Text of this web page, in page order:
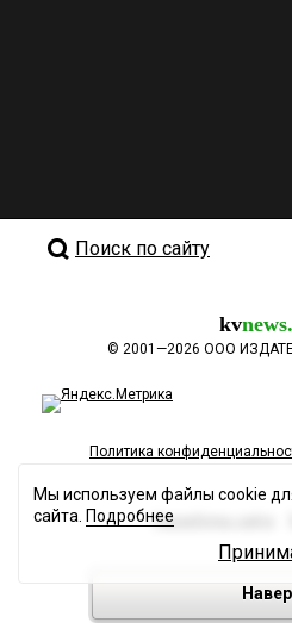
Поиск по сайту
kv
© 2001—2026 ООО
Политика
Разработка сайта
Мы используем файлы cookie
сайта. Подробнее